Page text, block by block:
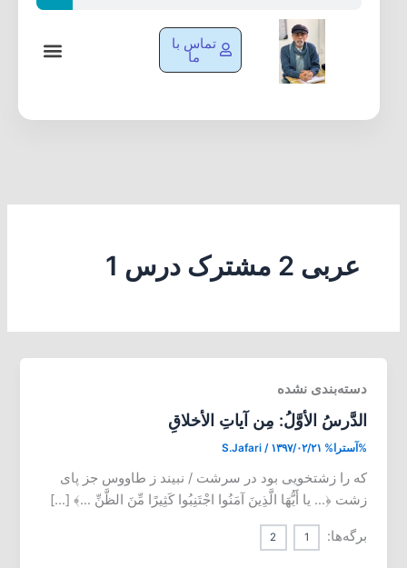
تماس با
ما
عربی 2 مشترک درس 1
دسته‌بندی نشده
الدَّرسُ الأوَّلُ: مِن آیاتِ الأخلاقِ
%آسترا% S.Jafari / ۱۳۹۷/۰۲/۲۱
که را زشتخویی بود در سرشت / نبیند ز طاووس جز پای
زشت ﴿… یا أَیُّهَا الَّذِینَ آمَنُوا اجْتَنِبُوا کَثِیرًا مِّنَ الظَّنِّ …﴾ […]
برگه‌ها: 1
2